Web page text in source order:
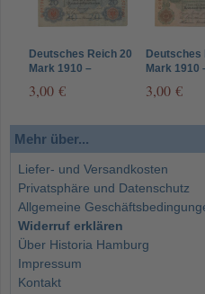
Deutsches Reich 20
Mark 1910 –
Rosenberg 40 –
3,00 €
Deutsches
Mark 1910
Rosenberg
3,00 €
Mehr über...
Liefer- und Versandkosten
Privatsphäre und Datenschutz
Allgemeine
Widerruf erklären
Über Historia Hamburg
Impressum
Kontakt